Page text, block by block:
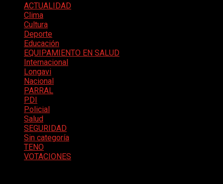
ACTUALIDAD
Clima
Cultura
Deporte
Educación
EQUIPAMIENTO EN SALUD
Internacional
Longavi
Nacional
PARRAL
PDI
Policial
Salud
SEGURIDAD
Sin categoría
TENO
VOTACIONES